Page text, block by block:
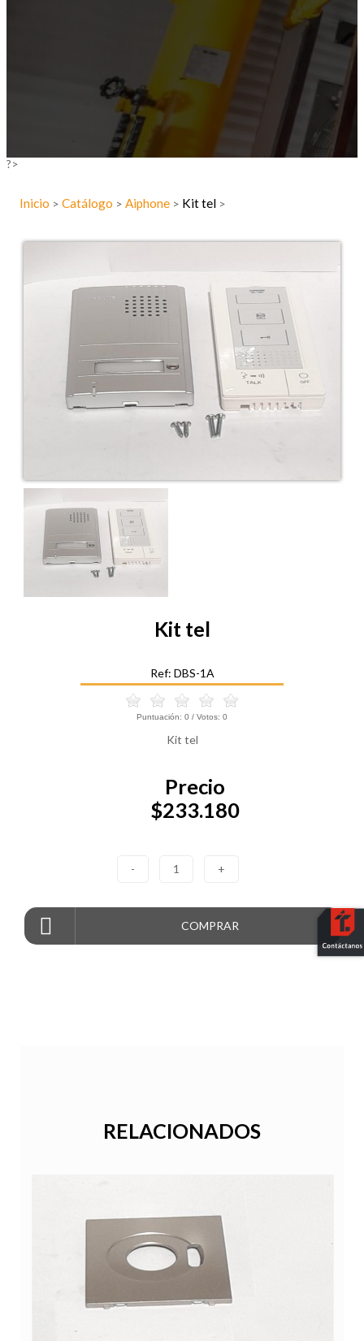
?>
Inicio > Catálogo > Aiphone > Kit tel >
Kit tel
Ref: DBS-1A
Puntuación: 0 / Votos: 0
Kit tel
Precio
$233.180
- 1 +
COMPRAR
RELACIONADOS